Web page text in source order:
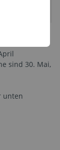
sind 30. Mai,
unten